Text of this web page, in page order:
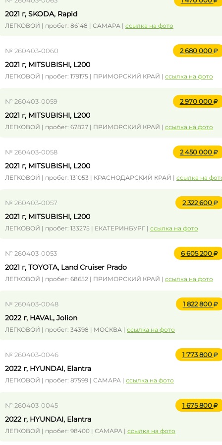
2021 г, SKODA, Rapid
ЛЕГКОВОЙ | пробег: 86148 | САМАРА | ссылка на фото
№ 260403-0060 2 680 000
2021 г, MITSUBISHI, L200
ЛЕГКОВОЙ | пробег: 179175 | ПРИМОРСКИЙ КРАЙ | ссылка на фото
№ 260403-0059 2 970 000
2021 г, MITSUBISHI, L200
ЛЕГКОВОЙ | пробег: 67827 | ПРИМОРСКИЙ КРАЙ | ссылка на фото
№ 260403-0058 2 450 000
2021 г, MITSUBISHI, L200
ЛЕГКОВОЙ | пробег: 131053 | КРАСНОДАРСКИЙ КРАЙ | ссылка на
№ 260403-0057 2 322 600
2021 г, MITSUBISHI, L200
ЛЕГКОВОЙ | пробег: 133275 | ЕКАТЕРИНБУРГ | ссылка на фото
№ 260403-0053 6 605 200
2021 г, TOYOTA, Land Cruiser Prado
ЛЕГКОВОЙ | пробег: 68652 | ПРИМОРСКИЙ КРАЙ | ссылка на фото
№ 260403-0048 1 822 800
2022 г, HAVAL, Jolion
ЛЕГКОВОЙ | пробег: 34398 | МОСКВА | ссылка на фото
№ 260403-0046 1 773 800
2022 г, HYUNDAI, Elantra
ЛЕГКОВОЙ | пробег: 87599 | САМАРА | ссылка на фото
№ 260403-0045 1 675 800
2022 г, HYUNDAI, Elantra
ЛЕГКОВОЙ | пробег: 98400 | САМАРА | ссылка на фото